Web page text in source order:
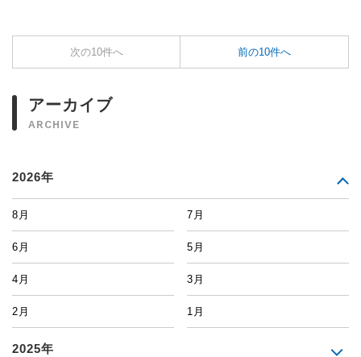
次の10件へ 前の10件へ
アーカイブ
ARCHIVE
2026年
8月 7月
6月 5月
4月 3月
2月 1月
2025年